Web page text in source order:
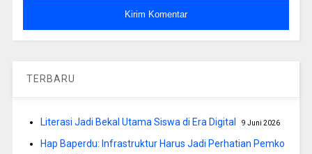
TERBARU
Literasi Jadi Bekal Utama Siswa di Era Digital 9 Juni 2026
Hap Baperdu: Infrastruktur Harus Jadi Perhatian Pemko